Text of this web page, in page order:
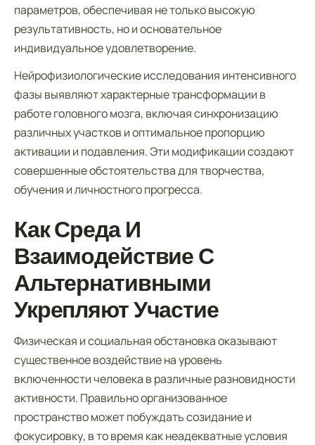
параметров, обеспечивая не только высокую
результативность, но и основательное
индивидуальное удовлетворение.
Нейрофизиологические исследования интенсивного
фазы выявляют характерные трансформации в
работе головного мозга, включая синхронизацию
различных участков и оптимальное пропорцию
активации и подавления. Эти модификации создают
совершенные обстоятельства для творчества,
обучения и личностного прогресса.
Как Среда И
Взаимодействие С
Альтернативными
Укрепляют Участие
Физическая и социальная обстановка оказывают
существенное воздействие на уровень
включенности человека в различные разновидности
активности. Правильно организованное
пространство может побуждать созидание и
фокусировку, в то время как неадекватные условия